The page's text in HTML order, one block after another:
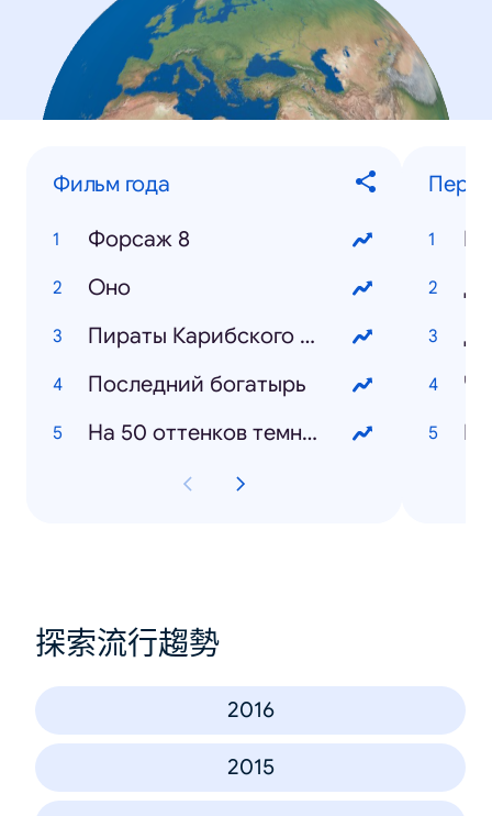
Фильм года
Форсаж 8
Оно
Пираты Карибского моря 5
Последний богатырь
На 50 оттенков темнее
探索流行趨勢
2016
2015